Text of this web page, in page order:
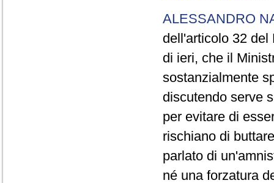
ALESSANDRO
dell'articolo 32 del
di ieri, che il
sostanzialmente
discutendo serve
per evitare di
rischiano di
parlato di
né una forzatura